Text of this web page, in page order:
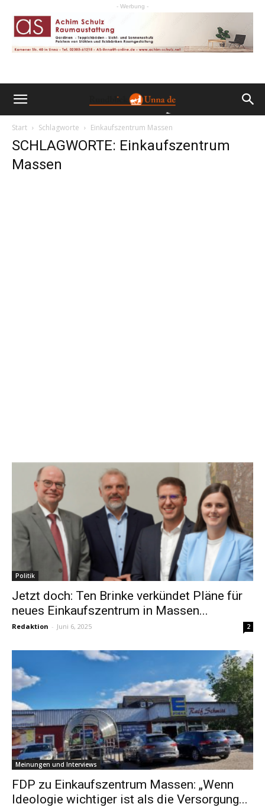
- Werbung -
Start Schlagworte Einkaufszentrum Massen
SCHLAGWORTE: Einkaufszentrum
Massen
Politik
Jetzt doch: Ten Brinke verkündet Pläne für
neues Einkaufszentrum in Massen...
Redaktion - Juni 6, 2025 2
Meinungen und Interviews
FDP zu Einkaufszentrum Massen: „Wenn
Ideologie wichtiger ist als die Versorgung...